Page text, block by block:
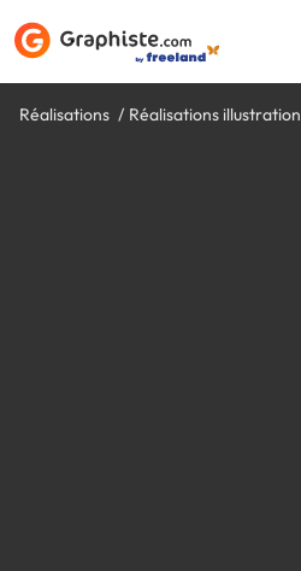
Réalisations Réalisations illustration